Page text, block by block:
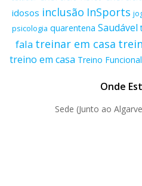
idosos inclusão InSports
psicologia quarentena Saudável
fala treinar em casa
treino em casa Treino Funcional
Onde
Sede (Junto ao